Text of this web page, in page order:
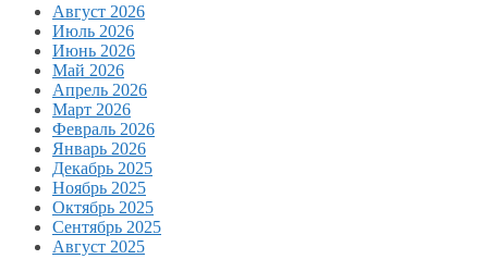
Август 2026
Июль 2026
Июнь 2026
Май 2026
Апрель 2026
Март 2026
Февраль 2026
Январь 2026
Декабрь 2025
Ноябрь 2025
Октябрь 2025
Сентябрь 2025
Август 2025